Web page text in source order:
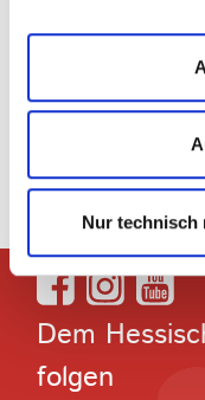
Nur technisch
Dem
folgen